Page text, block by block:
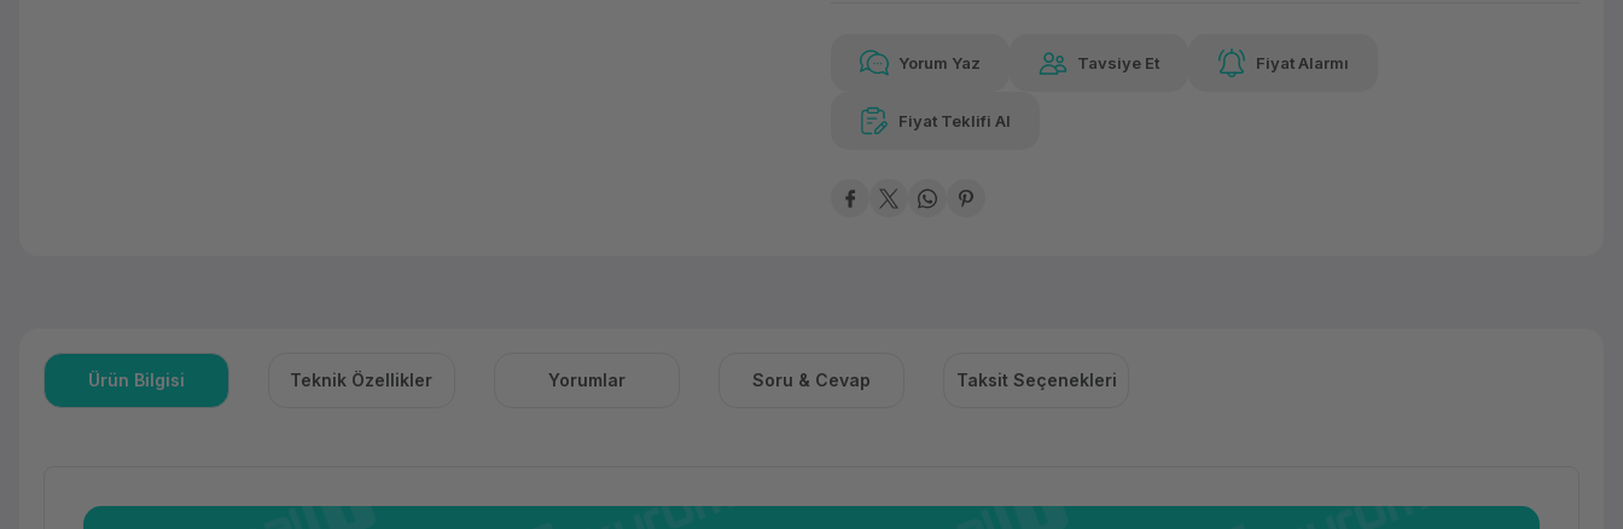
Güvenilir Alışveriş
Yorum Yaz Tavsiye Et Fiyat Alarmı
Fiyat Teklifi Al
Ürün Bilgisi Teknik Özellikler Yorumlar Soru & Cevap Taksit Seçenekleri